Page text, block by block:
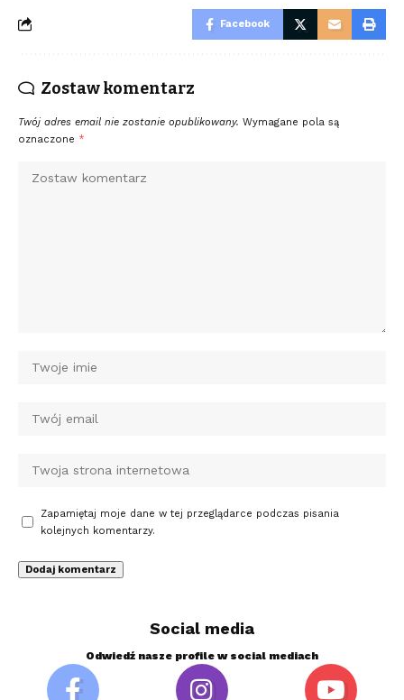
Facebook
Zostaw komentarz
Twój adres email nie zostanie opublikowany. Wymagane pola są
oznaczone *
Zapamiętaj moje dane w tej przeglądarce podczas pisania
kolejnych komentarzy.
Social media
Odwiedź nasze profile w social mediach